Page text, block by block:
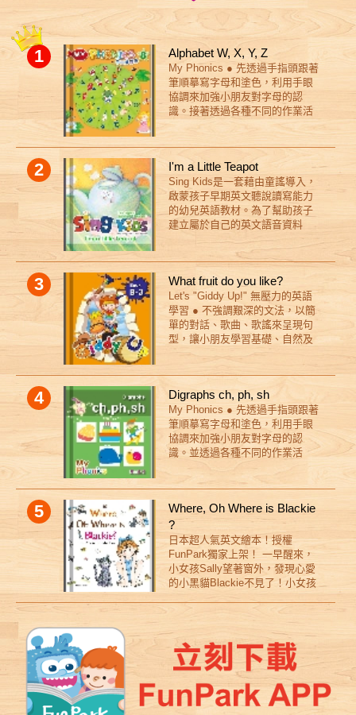
1 Alphabet W, X, Y, Z
My Phonics ● 先透過手指頭跟著
筆順摹寫字母和塗色，利用手眼
協調來加強小朋友對字母的認
識。接著透過各種不同的作業活
動，增加字母辨認和單字發音，
來幫助小朋友複習已學過的自然
發音字母。 ● 熟記字母發音之
後，開始學習字首子音，幫助單
字記憶。 ● 小朋友熟記子音發音
之後，開始學習字首母音，幫助
單字記憶。 ● 透過各種不同的作
業活動，增加字母辨認和單字發
音，來幫助小朋友複習已學過的
自然發音字母。
2 I'm a Little Teapot
Sing Kids是一套藉由童謠導入，
啟蒙孩子早期英文聽說讀寫能力
的幼兒英語教材。為了幫助孩子
建立屬於自己的英文語音資料
庫，Sing Kids 的內容設計是建立
在以下幾個目標上： 1. 帶領孩子
發現口說語言（oral language）
的樂趣 2. 累積孩子聽的理解能力
（listening comprehension） 3.
幫助孩子理解文字的功能
（function of prints） 4. 透過故
事豐富孩子的知識與經驗
（narrative knowledge） 5. 拓展
3 What fruit do you like?
Let's "Giddy Up!" 無壓力的英語
學習 ● 不強調艱深的文法，以簡
單的對話、歌曲、歌謠來呈現句
型，讓小朋友學習基礎、自然及
口語的對話。 ● 用逗趣可愛的畫
禮貌、自然發音法、數學、歌謠
等小朋友應學的課程。 ● 創造力
和想像力可以讓學習英文變得更
有趣，小朋友可以選擇自己喜歡
的角色做角色扮演來練習對話。
4 Digraphs ch, ph, sh
My Phonics ● 先透過手指頭跟著
筆順摹寫字母和塗色，利用手眼
協調來加強小朋友對字母的認
識。並透過各種不同的作業活
來幫助小朋友複習已學過的自然
後，開始學習字首子音，幫助單
字記憶。 ● 小朋友已經熟記字母
發音之後，開始學習字首子音群
和複合子音，幫助單字記憶。 ●
透過各種不同的作業活動，增加
字母辨認和單字發音，來幫助小
5
Where, Oh Where is Blackie
?
日本超人氣英文繪本！授權
FunPark獨家上架！ 一早醒來，
小女孩Sally望著窗外，發現心愛
的小黑貓Blackie不見了！小女孩
森林尋找，一路上遇見各式各樣
不同的動物，但找來找去，卻都
沒有看到小黑貓的身影，到底
Blackie去哪裡了呢？